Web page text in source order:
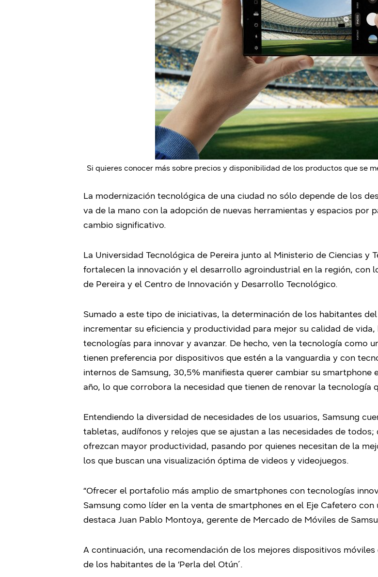
Si quieres conocer más sobre precios y disponibilidad de los productos que se
La modernización tecnológica de una ciudad no sólo depende de los
va de la mano con la adopción de nuevas herramientas y espacios por
cambio significativo.
La Universidad Tecnológica de Pereira junto al Ministerio de Ciencias y
fortalecen la innovación y el desarrollo agroindustrial en la región, con
de Pereira y el Centro de Innovación y Desarrollo Tecnológico.
Sumado a este tipo de iniciativas, la determinación de los habitantes
incrementar su eficiencia y productividad para mejor su calidad de
tecnologías para innovar y avanzar. De hecho, ven la tecnología como
tienen preferencia por dispositivos que estén a la vanguardia y con
internos de Samsung, 30,5% manifiesta querer cambiar su
año, lo que corrobora la necesidad que tienen de renovar la tecnología
Entendiendo la diversidad de necesidades de los usuarios, Samsung
tabletas, audífonos y relojes que se ajustan a las necesidades de
ofrezcan mayor productividad, pasando por quienes necesitan de la
los que buscan una visualización óptima de videos y videojuegos.
“Ofrecer el portafolio más amplio de smartphones con tecnologías
Samsung como líder en la venta de smartphones en el Eje Cafetero
destaca Juan Pablo Montoya, gerente de Mercado de Móviles de
A continuación, una recomendación de los mejores dispositivos
de los habitantes de la ‘Perla del Otún´.